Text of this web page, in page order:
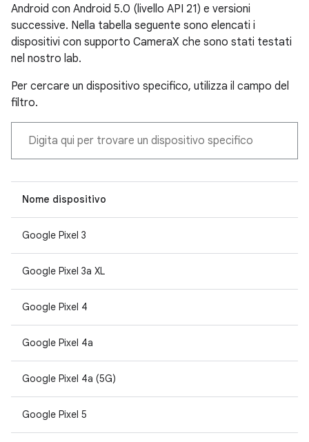
Android con Android 5.0 (livello API 21) e versioni
successive. Nella tabella seguente sono elencati i
dispositivi con supporto CameraX che sono stati testati
nel nostro lab.
Per cercare un dispositivo specifico, utilizza il campo del
filtro.
Nome dispositivo
Google Pixel 3
Google Pixel 3a XL
Google Pixel 4
Google Pixel 4a
Google Pixel 4a (5G)
Google Pixel 5